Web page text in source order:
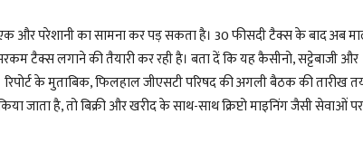
एक और परेशानी का सामना कर पड़ सकता है। 30 फीसदी टैक्स के बाद अब
टैक्स लगाने की तैयारी कर रही है। बता दें कि यह कैसीनो, सट्टेबाजी और
रिपोर्ट के मुताबिक, फिलहाल जीएसटी परिषद की अगली बैठक की तारीख
जाता है, तो बिक्री और खरीद के साथ-साथ क्रिप्टो माइनिंग जैसी सेवाओं पर